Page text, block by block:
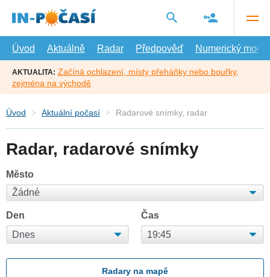
hlavní
Úvod
Aktuálně Radar Předpověď Numerický model
AKTUALITA: Začíná ochlazení, místy přeháňky nebo bouřky,
zejména na východě
Úvod Aktuální počasí Radarové snímky, radar
Radar, radarové snímky
Město
Den Čas
Radary na mapě